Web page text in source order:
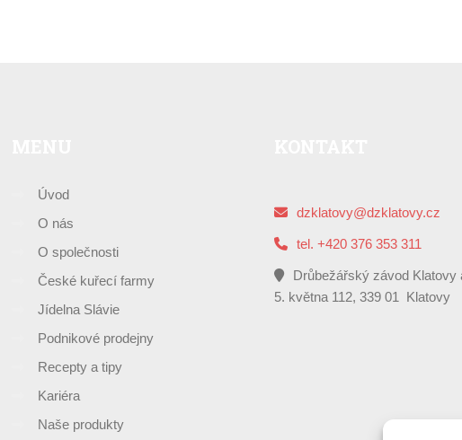
Úvod
O nás
O společnosti
České kuřecí farmy
Jídelna Slávie
Podnikové prodejny
Recepty a tipy
Kariéra
Naše produkty
dzklatovy@dzklatovy.cz
tel. +420 376 353 311
Drůbežářský závod Klatovy
5. května 112, 339 01 Klatovy